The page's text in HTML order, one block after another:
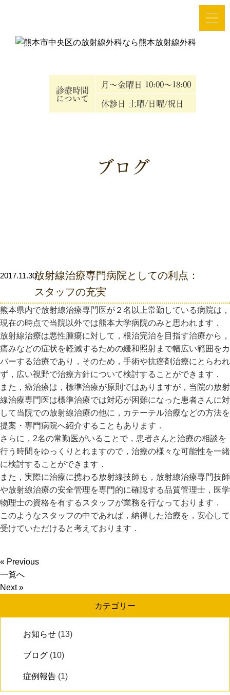
診療時間
について
月～金曜日 10:00～18:00
休診日 土曜/日曜/祝日
ブログ
2017.11.30放射線治療専門病院としての利点：
スタッフの充実
熊本県内で放射線治療専門医が２名以上常勤している病院は，
現在の時点で当院以外では熊本大学病院のみと思われます．
放射線治療は悪性腫瘍に対して，根治完治を目指す治療から，
痛みなどの症状を軽減するための緩和照射まで幅広い範囲をカ
バーする治療であり，そのため，手術や抗癌剤治療にとらわれ
ず，広い視野で治療方針について検討することができます．
また，癌治療は，標準治療が原則ではありますが，当院の放射
線治療専門医は標準治療では対応が困難になった患者さんに対
して当院での放射線治療の他に，カテーテル治療などの方法を
提案・専門病院へ紹介することもあります．
さらに，2名の常勤医がいることで，患者さんと治療の相談を
行う時間をゆっくりとれますので，治療の様々な可能性を一緒
に検討することができます．
また，実際に治療に携わる放射線技師も，放射線治療専門技師
や放射線治療の安全管理を専門的に確認する品質管理士，医学
物理士の資格を有するスタッフが業務を行なっております．
このようなスタッフの中であれば，納得した治療を，安心して
受けていただけると考えております．
« Previous
一覧へ
Next »
カテゴリー
お知らせ (13)
ブログ (10)
症例報告 (1)